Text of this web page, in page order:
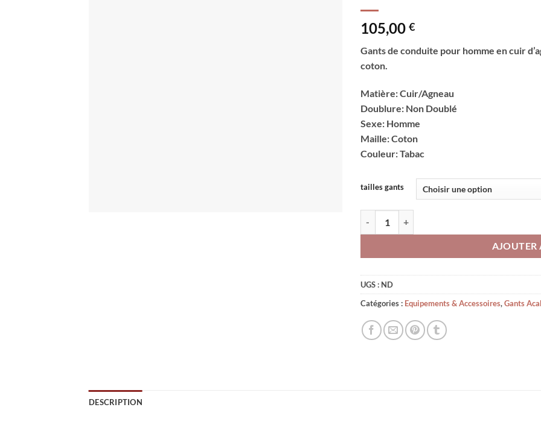
105,00 €
Gants de conduite pour homme en cuir
coton.
Matière: Cuir/Agneau
Doublure: Non Doublé
Sexe: Homme
Maille: Coton
Couleur: Tabac
tailles gants
AJOUTER
UGS : ND
Catégories : Equipements & Accessoires,Gants
DESCRIPTION